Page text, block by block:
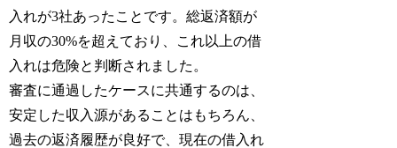
入れが3社あったことです。総返済額が
月収の30%を超えており、これ以上の借
入れは危険と判断されました。
審査に通過したケースに共通するのは、
安定した収入源があることはもちろん、
過去の返済履歴が良好で、現在の借入れ